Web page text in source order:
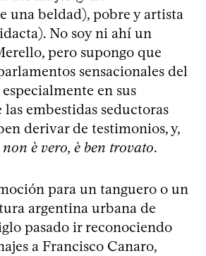
una beldad), pobre y artista
No soy ni ahí un
pero supongo que
sensacionales del
en sus
las embestidas seductoras
derivar de testimonios, y,
è vero, è ben trovato.
para un tanguero o un
argentina urbana de
pasado ir reconociendo
a Francisco Canaro,